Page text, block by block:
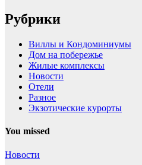
Рубрики
Виллы и Кондоминиумы
Дом на побережье
Жилые комплексы
Новости
Отели
Разное
Экзотические курорты
You missed
Новости